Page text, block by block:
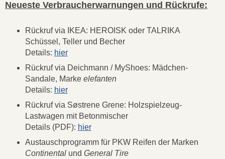
Neueste Verbraucherwarnungen und Rückrufe:
Rückruf via IKEA: HEROISK oder TALRIKA
Schüssel, Teller und Becher
Details: hier
Rückruf via Deichmann / MyShoes: Mädchen-
Sandale, Marke elefanten
Details: hier
Rückruf via Søstrene Grene: Holzspielzeug-
Lastwagen mit Betonmischer
Details (PDF): hier
Austauschprogramm für PKW Reifen der Marken
Continentalund General Tire